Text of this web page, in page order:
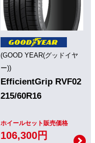
(GOOD YEAR(グッドイヤ
ー))
EfficientGrip RVF02
215/60R16
ホイールセット販売価格
106,300円